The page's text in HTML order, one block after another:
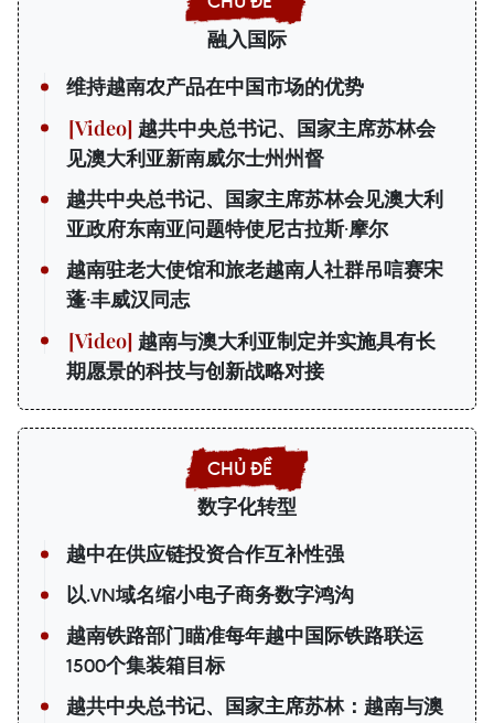
融入国际
维持越南农产品在中国市场的优势
越共中央总书记、国家主席苏林会
见澳大利亚新南威尔士州州督
越共中央总书记、国家主席苏林会见澳大利
亚政府东南亚问题特使尼古拉斯·摩尔
越南驻老大使馆和旅老越南人社群吊唁赛宋
蓬·丰威汉同志
越南与澳大利亚制定并实施具有长
期愿景的科技与创新战略对接
数字化转型
越中在供应链投资合作互补性强
以.VN域名缩小电子商务数字鸿沟
越南铁路部门瞄准每年越中国际铁路联运
1500个集装箱目标
越共中央总书记、国家主席苏林：越南与澳